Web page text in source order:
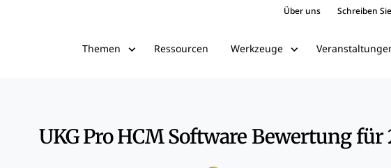
Über uns Schreiben
Themen Ressourcen Werkzeuge
UKG Pro HCM Software Bewertung für